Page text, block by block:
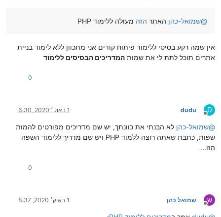
@שמואל-כהן האתר הזה מעולה ללימוד PHP
אין שמה רקע בסיסי ללימוד פיתוח קודים אני מתכוון ללא לימוד בניית
אתרים תוכל לתת לי את שמות המדריכים הבסיסים ללימוד
0
D
מנותק
dudu 1 באוק׳ 2020, 6:30
@שמואל-כהן לא הבנתי את כוונתך, יש שם מדריכים מפורטים להמות
שפות, כתבת שאתה רוצה ללמוד PHP ויש שם מדריך ללימוד השפה
הזו...
0
ש
מנותק
שמואל כהן 1 באוק׳ 2020, 8:37